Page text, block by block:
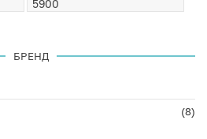
БРЕНД
(8)